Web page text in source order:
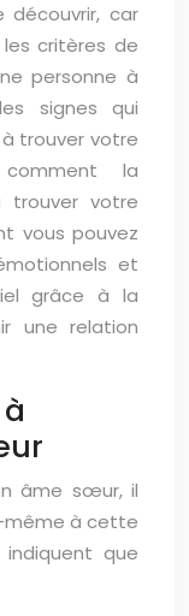
découvrir, car
critères de
personne à
signes qui
trouver votre
la
trouver votre
vous pouvez
et
grâce à la
une relation
âme sœur, il
même à cette
que